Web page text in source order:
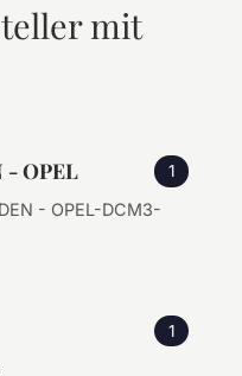
mit
- OPEL 1
- OPEL-DCM3-
1